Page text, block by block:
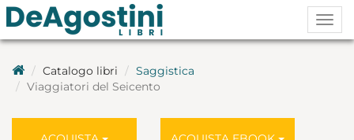
Catalogo libri
Saggistica
Viaggiatori del Seicento